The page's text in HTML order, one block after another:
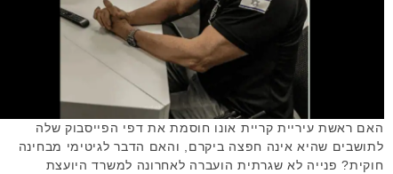
האם ראשת עיריית קריית אונו חוסמת את דפי הפייסבוק שלה
לתושבים שהיא אינה חפצה ביקרם, והאם הדבר לגיטימי מבחינה
חוקית? פנייה לא שגרתית הועברה לאחרונה למשרד היועצת